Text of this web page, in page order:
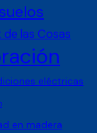
las Cosas
eléctricas
en madera